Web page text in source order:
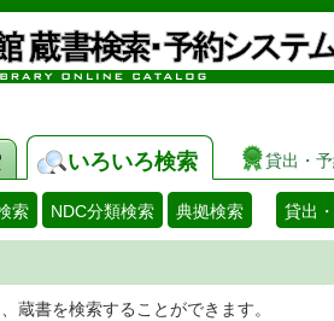
いろいろ検索 貸出・
索 NDC分類検索 典拠検索 貸出
蔵書を検索することができます。